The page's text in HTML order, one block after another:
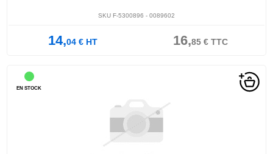
SKU F-5300896 - 0089602
14,04€HT 16,85€TTC
EN STOCK